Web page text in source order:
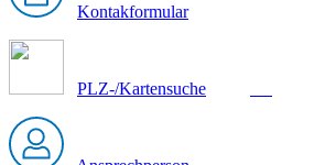
Kontakformular
PLZ-/Kartensuche